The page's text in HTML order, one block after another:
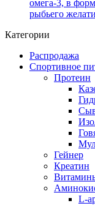
омега-3, в
рыбьего
Категории
Распродажа
Спортивное
Протеин
Гейнер
Креатин
L-